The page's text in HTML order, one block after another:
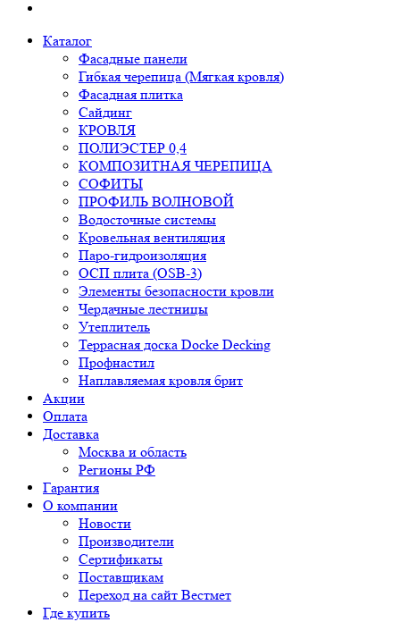
Каталог
Фасадные панели
Гибкая черепица (Мягкая кровля)
Фасадная плитка
Сайдинг
КРОВЛЯ
ПОЛИЭСТЕР 0,4
КОМПОЗИТНАЯ ЧЕРЕПИЦА
СОФИТЫ
ПРОФИЛЬ ВОЛНОВОЙ
Водосточные системы
Кровельная вентиляция
Паро-гидроизоляция
ОСП плита (OSB-3)
Элементы безопасности кровли
Чердачные лестницы
Утеплитель
Террасная доска Docke Decking
Профнастил
Наплавляемая кровля брит
Акции
Оплата
Доставка
Москва и область
Регионы РФ
Гарантия
О компании
Новости
Производители
Сертификаты
Поставщикам
Переход на сайт Вестмет
Где купить